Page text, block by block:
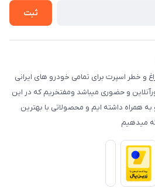
ثبت
و خطر اسپرت برای تمامی خودرو های ایرانی
حدود 4سال به طورآنلاین و حضوری میباشد ومفتخریم که در این
به همراه داشته ایم و محصولاتی با بهترین
میدهیم